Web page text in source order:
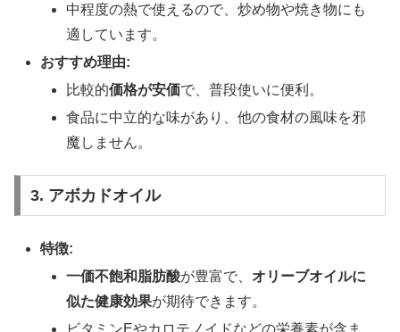
中程度の熱で使えるので、炒め物や焼き物にも
適しています。
おすすめ理由:
比較的価格が安価で、普段使いに便利。
食品に中立的な味があり、他の食材の風味を邪
魔しません。
3. アボカドオイル
特徴:
一価不飽和脂肪酸が豊富で、 オリーブオイルに
似た健康効果が期待できます。